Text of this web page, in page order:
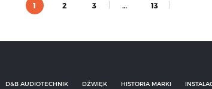
1 2 3 … 13
D&B AUDIOTECHNIK DŹWIĘK HISTORIA MARKI